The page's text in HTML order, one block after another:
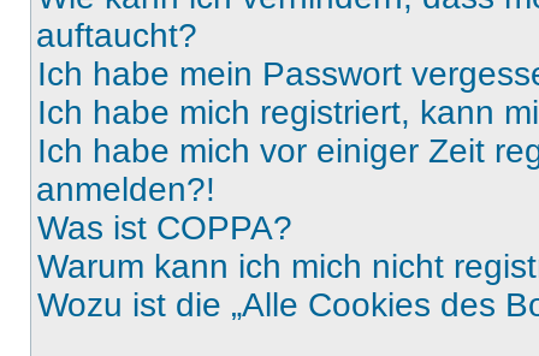
auftaucht?
Ich habe mein Passwort
Ich habe mich registriert, kann
Ich habe mich vor einiger Zeit
anmelden?!
Was ist COPPA?
Warum kann ich mich nicht
Wozu ist die „Alle Cookies des